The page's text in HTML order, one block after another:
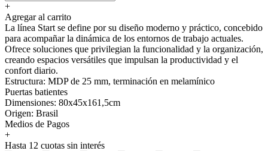
+
Agregar al carrito
La línea Start se define por su diseño moderno y práctico, concebido
para acompañar la dinámica de los entornos de trabajo actuales.
Ofrece soluciones que privilegian la funcionalidad y la organización,
creando espacios versátiles que impulsan la productividad y el
confort diario.
Estructura: MDP de 25 mm, terminación en melamínico
Puertas batientes
Dimensiones: 80x45x161,5cm
Origen: Brasil
Medios de Pagos
+
Hasta 12 cuotas sin interés